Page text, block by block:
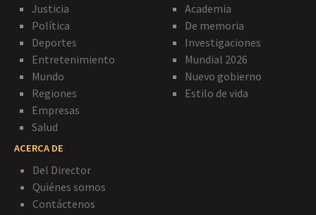
Justicia
Política
Deportes
Entretenimiento
Mundo
Regiones
Empresas
Salud
Academia
De memoria
Investigaciones
Mundial 2026
Nuevo gobierno
Estilo de vida
ACERCA DE
Del Director
Quiénes somos
Contáctenos